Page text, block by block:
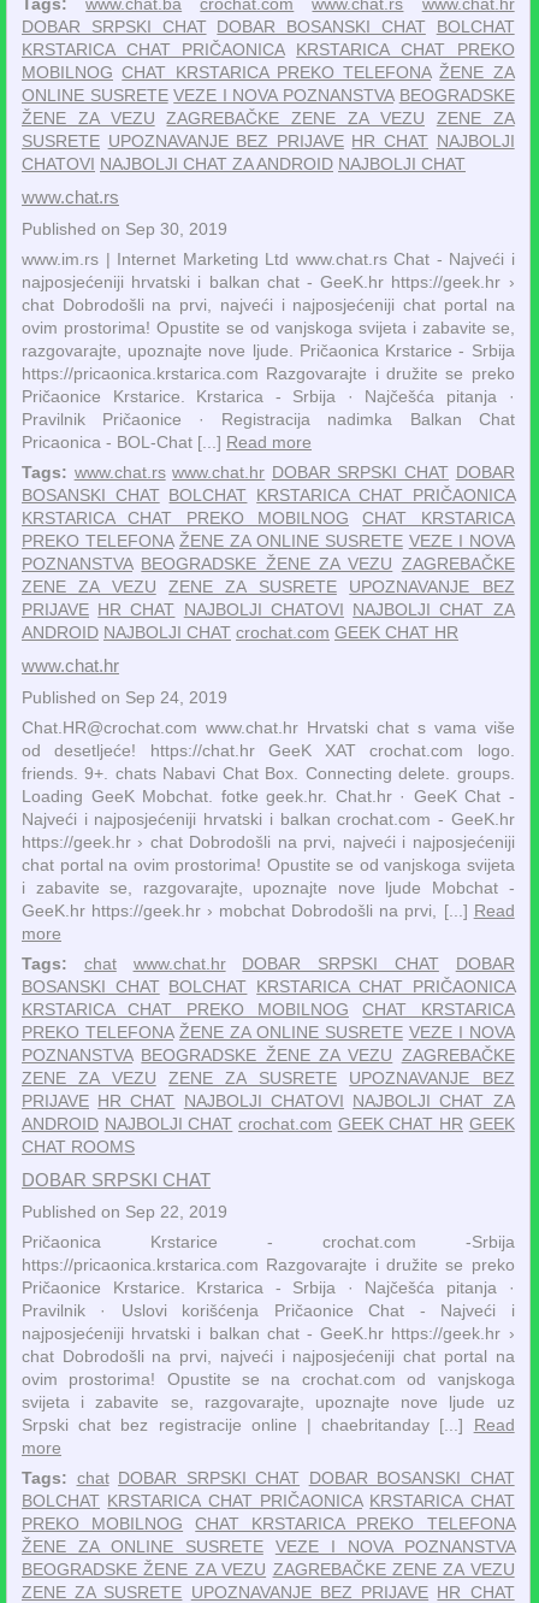
DOBAR SRPSKI CHAT DOBAR BOSANSKI CHAT
BOLCHAT
KRSTARICA CHAT PRIČAONICA
KRSTARICA CHAT PREKO
MOBILNOG CHAT KRSTARICA PREKO TELEFONA ŽENE ZA
ONLINE SUSRETE VEZE I NOVA POZNANSTVA BEOGRADSKE
ŽENE ZA VEZU
ZAGREBAČKE ZENE ZA VEZU
ZENE ZA
SUSRETE UPOZNAVANJE BEZ PRIJAVE HR CHAT NAJBOLJI
CHATOVI NAJBOLJI CHAT ZA ANDROID NAJBOLJI CHAT
www.chat.rs
Published on Sep 30, 2019
www.im.rs | Internet Marketing Ltd www.chat.rs Chat - Najveći i
najposjećeniji hrvatski i balkan chat - GeeK.hr https://geek.hr ›
chat Dobrodošli na prvi, najveći i najposjećeniji chat portal na
ovim prostorima! Opustite se od vanjskoga svijeta i zabavite se,
razgovarajte, upoznajte nove ljude. Pričaonica Krstarice - Srbija
https://pricaonica.krstarica.com Razgovarajte i družite se preko
Pričaonice Krstarice. ‎Krstarica - Srbija · ‎Najčešća pitanja ·
‎Pravilnik Pričaonice · ‎Registracija nadimka Balkan Chat
Pricaonica - BOL-Chat [...] Read more
Tags: www.chat.rs www.chat.hr DOBAR SRPSKI CHAT DOBAR
BOSANSKI CHAT BOLCHAT KRSTARICA CHAT PRIČAONICA
KRSTARICA CHAT PREKO MOBILNOG
CHAT KRSTARICA
PREKO TELEFONA ŽENE ZA ONLINE SUSRETE VEZE I NOVA
POZNANSTVA BEOGRADSKE ŽENE ZA VEZU ZAGREBAČKE
ZENE ZA VEZU
ZENE ZA SUSRETE
UPOZNAVANJE BEZ
PRIJAVE HR CHAT NAJBOLJI CHATOVI NAJBOLJI CHAT ZA
ANDROID NAJBOLJI CHAT crochat.com GEEK CHAT HR
www.chat.hr
Published on Sep 24, 2019
Chat.HR@crochat.com www.chat.hr Hrvatski chat s vama više
od desetljeće! https://chat.hr GeeK XAT crochat.com logo.
friends. 9+. chats Nabavi Chat Box. Connecting delete. groups.
Loading GeeK Mobchat. fotke geek.hr. Chat.hr · GeeK Chat -
Najveći i najposjećeniji hrvatski i balkan crochat.com - GeeK.hr
https://geek.hr › chat Dobrodošli na prvi, najveći i najposjećeniji
chat portal na ovim prostorima! Opustite se od vanjskoga svijeta
i zabavite se, razgovarajte, upoznajte nove ljude Mobchat -
GeeK.hr https://geek.hr › mobchat Dobrodošli na prvi, [...] Read
more
Tags:
chat www.chat.hr DOBAR SRPSKI CHAT
DOBAR
BOSANSKI CHAT BOLCHAT KRSTARICA CHAT PRIČAONICA
KRSTARICA CHAT PREKO MOBILNOG
CHAT KRSTARICA
PREKO TELEFONA ŽENE ZA ONLINE SUSRETE VEZE I NOVA
POZNANSTVA BEOGRADSKE ŽENE ZA VEZU ZAGREBAČKE
ZENE ZA VEZU
ZENE ZA SUSRETE
UPOZNAVANJE BEZ
PRIJAVE HR CHAT NAJBOLJI CHATOVI NAJBOLJI CHAT ZA
ANDROID NAJBOLJI CHAT crochat.com GEEK CHAT HR GEEK
CHAT ROOMS
DOBAR SRPSKI CHAT
Published on Sep 22, 2019
Pričaonica Krstarice - crochat.com -Srbija
https://pricaonica.krstarica.com Razgovarajte i družite se preko
Pričaonice Krstarice. ‎Krstarica - Srbija · ‎Najčešća pitanja ·
‎Pravilnik · ‎Uslovi korišćenja Pričaonice Chat - Najveći i
najposjećeniji hrvatski i balkan chat - GeeK.hr https://geek.hr ›
chat Dobrodošli na prvi, najveći i najposjećeniji chat portal na
ovim prostorima! Opustite se na crochat.com od vanjskoga
svijeta i zabavite se, razgovarajte, upoznajte nove ljude uz
Srpski chat bez registracije online | chaebritanday [...] Read
more
Tags: chat DOBAR SRPSKI CHAT DOBAR BOSANSKI CHAT
BOLCHAT KRSTARICA CHAT PRIČAONICA KRSTARICA CHAT
PREKO MOBILNOG
CHAT KRSTARICA PREKO TELEFONA
ŽENE ZA ONLINE SUSRETE
VEZE I NOVA POZNANSTVA
BEOGRADSKE ŽENE ZA VEZU ZAGREBAČKE ZENE ZA VEZU
ZENE ZA SUSRETE UPOZNAVANJE BEZ PRIJAVE HR CHAT